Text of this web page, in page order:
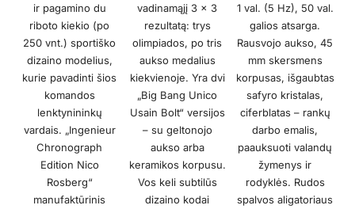
ir pagamino du
riboto kiekio (po
250 vnt.) sportiško
dizaino modelius,
kurie pavadinti šios
komandos
lenktynininkų
vardais. „Ingenieur
Chronograph
Edition Nico
Rosberg“
manufaktūrinis
vadinamąjį 3 × 3
rezultatą: trys
olimpiados, po tris
aukso medalius
kiekvienoje. Yra dvi
„Big Bang Unico
Usain Bolt“ versijos
– su geltonojo
aukso arba
keramikos korpusu.
Vos keli subtilūs
dizaino kodai
1 val. (5 Hz), 50 val.
galios atsarga.
Rausvojo aukso, 45
mm skersmens
korpusas, išgaubtas
safyro kristalas,
ciferblatas – rankų
darbo emalis,
paauksuoti valandų
žymenys ir
rodyklės. Rudos
spalvos aligatoriaus